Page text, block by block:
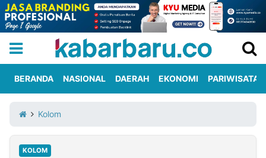
Iklan
Berita
Kami
BERANDA NASIONAL DAERAH EKONOMI PARIWISATA
Kolom
KOLOM